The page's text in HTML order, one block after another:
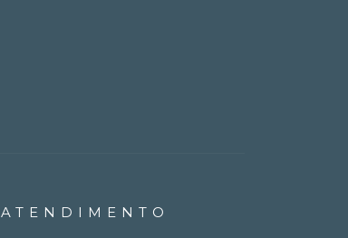
ATENDIMENTO